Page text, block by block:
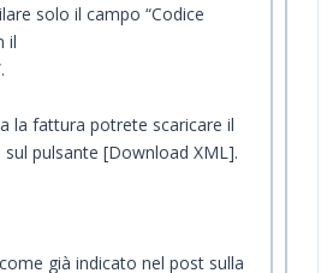
solo il campo “Codice
il
la fattura potrete scaricare il
pulsante [Download XML].
già indicato nel post sulla